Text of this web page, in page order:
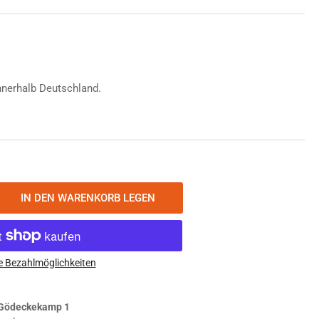
Deutschland.
IN DEN WARENKORB LEGEN
Bezahlmöglichkeiten
1